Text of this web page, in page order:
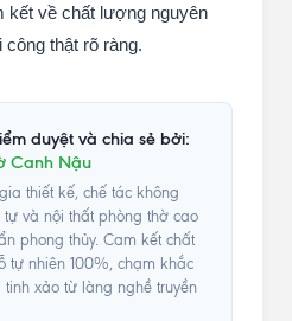
kết về chất lượng nguyên
công thật rõ ràng.
duyệt và chia sẻ bởi:
Canh Nậu
thiết kế, chế tác không
và nội thất phòng thờ cao
phong thủy. Cam kết chất
tự nhiên 100%, chạm khắc
tinh xảo từ làng nghề truyền